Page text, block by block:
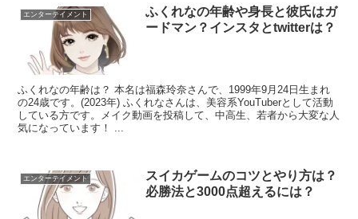
エンターテイメント
ふくれなの年齢や身長と彼氏はガ
ードマン？インスタとtwitterは？
ふくれなの年齢は？ 本名は福森玲奈さんで、1999年9月24日生まれ
の24歳です。(2023年) ふくれなさんは、美容系YouTuberとして活動
している方です。メイク動画を投稿して、中高生、若者から大変な人
気になっています！ ...
エンターテイメント
スイカゲームのコツとやり方は？
必勝法と3000点超えるには？